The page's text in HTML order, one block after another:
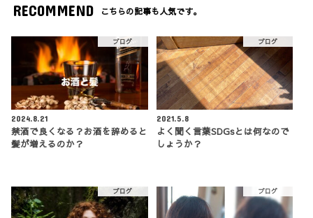
RECOMMEND こちらの記事も人気です。
ブログ
2024.8.21
禁酒で良くなる？お酒を辞めると
髪が増えるのか？
ブログ
2021.5.8
よく聞く言葉SDGsとは何なので
しょうか？
ブログ ブログ